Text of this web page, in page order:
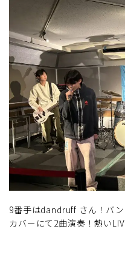
9番手はdandruff さん！バ
カバーにて2曲演奏！熱い